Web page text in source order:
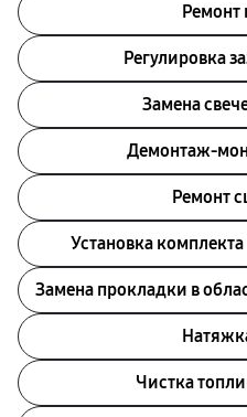
Ремонт
Регулировка
Замена
Демонтаж-
Ремонт
Установка
Замена прокладки в
Чистка